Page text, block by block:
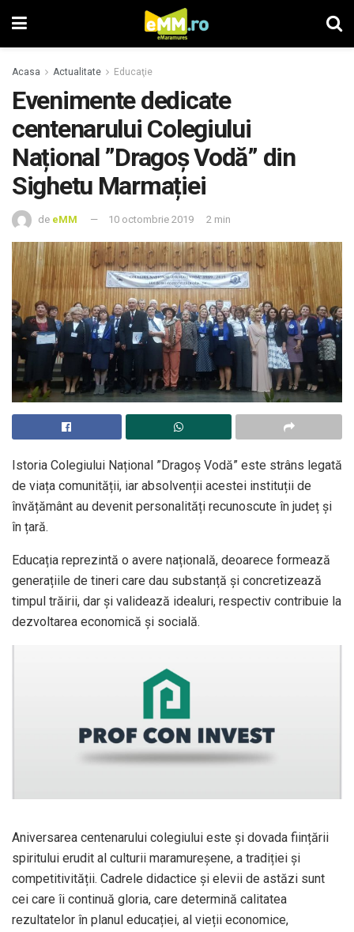
Acasa Actualitate Educaţie
Evenimente dedicate
centenarului Colegiului
Național ”Dragoș Vodă” din
Sighetu Marmației
de eMM 10 octombrie 2019 2 min
Istoria Colegiului Național ”Dragoș Vodă” este strâns legată
de viața comunității, iar absolvenții acestei instituții de
învățământ au devenit personalități recunoscute în județ și
în țară.
Educația reprezintă o avere națională, deoarece formează
generațiile de tineri care dau substanță și concretizează
timpul trăirii, dar și validează idealuri, respectiv contribuie la
dezvoltarea economică și socială.
Aniversarea centenarului colegiului este și dovada ființării
spiritului erudit al culturii maramureșene, a tradiției și
competitivității. Cadrele didactice și elevii de astăzi sunt
cei care îi continuă gloria, care determină calitatea
rezultatelor în planul educației, al vieții economice,